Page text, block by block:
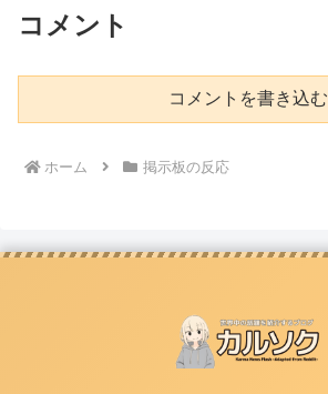
コメント
コメントを書き込む
ホーム 掲示板の反応